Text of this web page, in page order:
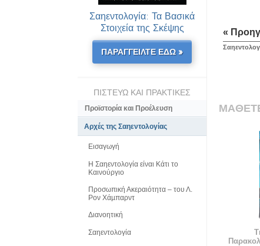
«
Σαηεντολογία: Τα Βασικά
Στοιχεία της Σκέψης
ΠΑΡΑΓΓΕΙΛΤΕ ΕΔΩ »
ΠΙΣΤΕΥΩ ΚΑΙ ΠΡΑΚΤΙΚΕΣ
Προϊστορία και Προέλευση
Αρχές της Σαηεντολογίας
Εισαγωγή
Η Σαηεντολογία είναι Κάτι το
Καινούργιο
Προσωπική Ακεραιότητα – του Λ.
Ρον Χάµπαρντ
Διανοητική
Σαηεντολογία